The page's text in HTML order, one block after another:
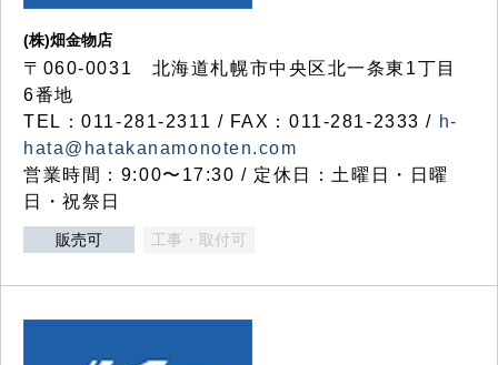
(株)畑金物店
〒060-0031 北海道札幌市中央区北一条東1丁目
6番地
TEL：011-281-2311 / FAX：011-281-2333 / h-
hata@hatakanamonoten.com
営業時間：9:00〜17:30 / 定休日：土曜日・日曜
日・祝祭日
販売可 工事・取付可